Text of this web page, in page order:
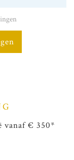
vanaf € 350*